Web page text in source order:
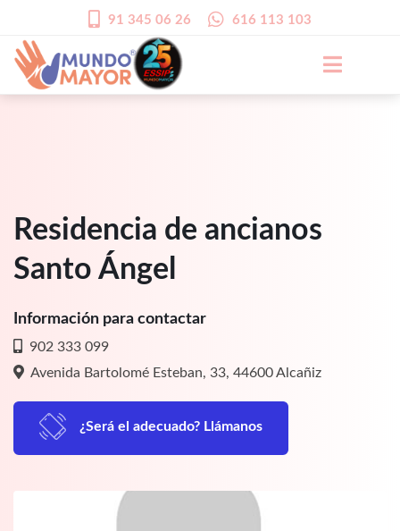
91 345 06 26 616 113 103
Residencia de ancianos
Santo Ángel
Información para contactar
902 333 099
Avenida Bartolomé Esteban, 33, 44600 Alcañiz
¿Será el adecuado? Llámanos